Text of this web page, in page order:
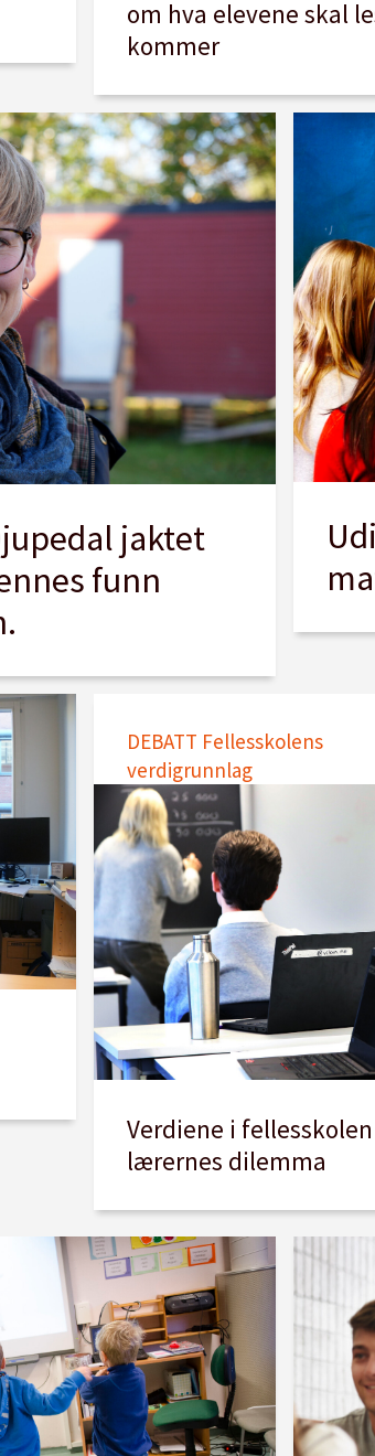
om hva elevene skal
kommer
jaktet
funn
DEBATT Fellesskolens
verdigrunnlag
Verdiene i
lærernes dilemma